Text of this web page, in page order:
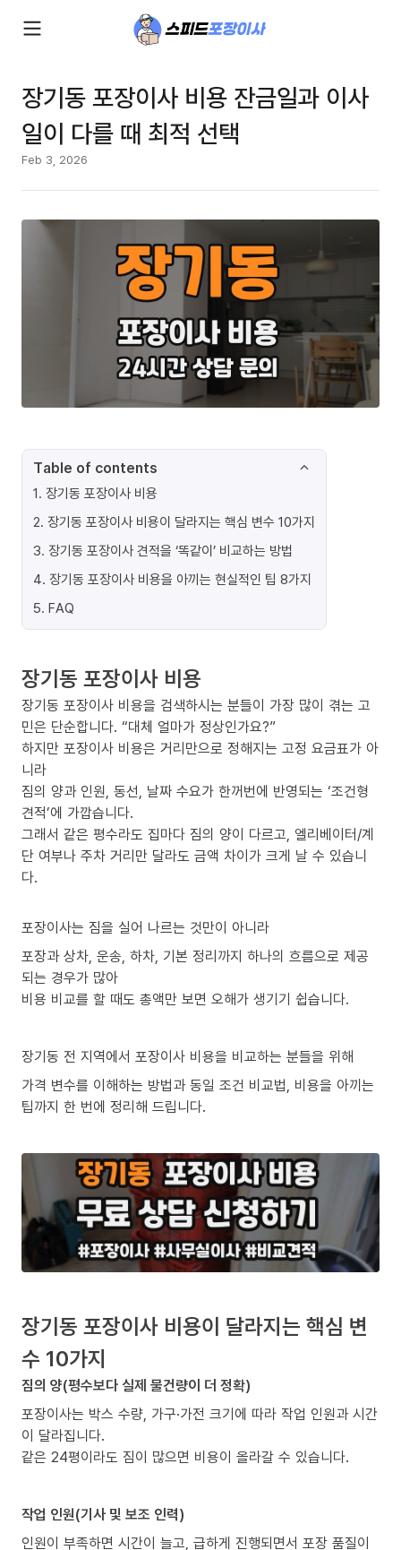
장기동 포장이사 비용 잔금일과 이사
일이 다를 때 최적 선택
Feb 3, 2026
Table of contents
1. 장기동 포장이사 비용
2. 장기동 포장이사 비용이 달라지는 핵심 변수 10가지
3. 장기동 포장이사 견적을 ‘똑같이’ 비교하는 방법
4. 장기동 포장이사 비용을 아끼는 현실적인 팁 8가지
5. FAQ
장기동 포장이사 비용
장기동 포장이사 비용을 검색하시는 분들이 가장 많이 겪는 고
민은 단순합니다. “대체 얼마가 정상인가요?”
하지만 포장이사 비용은 거리만으로 정해지는 고정 요금표가 아
니라
짐의 양과 인원, 동선, 날짜 수요가 한꺼번에 반영되는 ‘조건형
견적’에 가깝습니다.
그래서 같은 평수라도 집마다 짐의 양이 다르고, 엘리베이터/계
단 여부나 주차 거리만 달라도 금액 차이가 크게 날 수 있습니
다.
포장이사는 짐을 실어 나르는 것만이 아니라
포장과 상차, 운송, 하차, 기본 정리까지 하나의 흐름으로 제공
되는 경우가 많아
비용 비교를 할 때도 총액만 보면 오해가 생기기 쉽습니다.
장기동 전 지역에서 포장이사 비용을 비교하는 분들을 위해
가격 변수를 이해하는 방법과 동일 조건 비교법, 비용을 아끼는
팁까지 한 번에 정리해 드립니다.
장기동 포장이사 비용이 달라지는 핵심 변
수 10가지
짐의 양(평수보다 실제 물건량이 더 정확)
포장이사는 박스 수량, 가구·가전 크기에 따라 작업 인원과 시간
이 달라집니다.
같은 24평이라도 짐이 많으면 비용이 올라갈 수 있습니다.
작업 인원(기사 및 보조 인력)
인원이 부족하면 시간이 늘고, 급하게 진행되면서 포장 품질이